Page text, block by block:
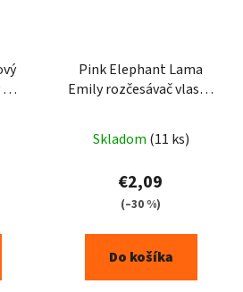
Pink Elephant Lama
Emily rozčesávač vlasov
Skladom (11 ks)
€2,09
(–30 %)
Do košíka